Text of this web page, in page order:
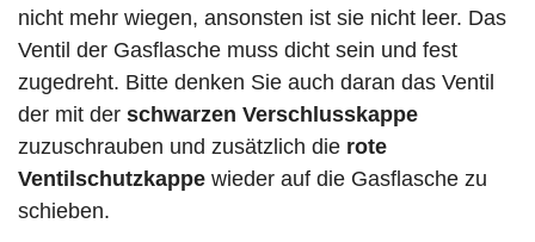
nicht mehr wiegen, ansonsten ist sie nicht leer. Das
Ventil der Gasflasche muss dicht sein und fest
zugedreht. Bitte denken Sie auch daran das Ventil
der mit der schwarzen Verschlusskappe
zuzuschrauben und zusätzlich die rote
Ventilschutzkappe wieder auf die Gasflasche zu
schieben.